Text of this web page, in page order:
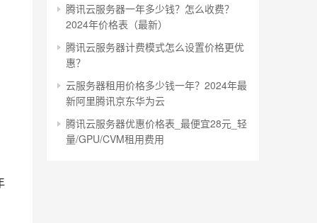
腾讯云服务器一年多少钱？怎么收费？
2024年价格表（最新）
腾讯云服务器计费模式怎么设置价格更优
惠？
云服务器租用价格多少钱一年？2024年最
新阿里腾讯京东华为云
腾讯云服务器优惠价格表_最便宜28元_轻
量/GPU/CVM租用费用